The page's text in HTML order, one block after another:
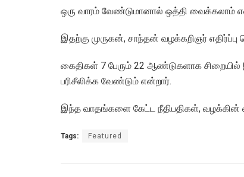
ஒரு வாரம் வேண்டுமானால் ஒத்தி வைக்கலாம்
இதற்கு முருகன், சாந்தன் வழக்கறிஞர் எதிர்ப்பு
கைதிகள் 7 பேரும் 22 ஆண்டுகளாக சிறையில்
பரிசீலிக்க வேண்டும் என்றார்.
இந்த வாதங்களை கேட்ட நீதிபதிகள்,
Tags: Featured